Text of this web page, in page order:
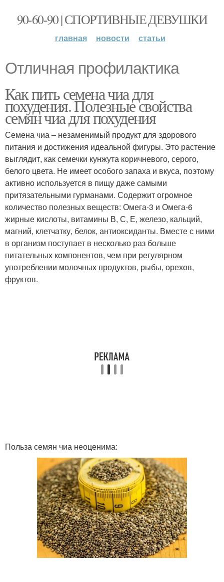
90-60-90 | СПОРТИВНЫЕ ДЕВУШКИ
главная новости статьи
Отличная профилактика
Как пить семена чиа для
похудения. Полезные свойства
семян чиа для похудения
Семена чиа – незаменимый продукт для здорового
питания и достижения идеальной фигуры. Это растение
выглядит, как семечки кунжута коричневого, серого,
белого цвета. Не имеет особого запаха и вкуса, поэтому
активно используется в пищу даже самыми
притязательными гурманами. Содержит огромное
количество полезных веществ: Омега-3 и Омега-6
жирные кислоты, витамины В, С, Е, железо, кальций,
магний, клетчатку, белок, антиоксиданты. Вместе с ними
в организм поступает в несколько раз больше
питательных компонентов, чем при регулярном
употреблении молочных продуктов, рыбы, орехов,
фруктов.
Польза семян чиа неоценима: